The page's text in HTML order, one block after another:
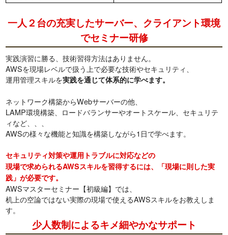
一人２台の充実したサーバー、クライアント環境
でセミナー研修
実践演習に勝る、技術習得方法はありません。
AWSを現場レベルで扱う上で必要な技術やセキュリティ、
運用管理スキルを実践を通じて体系的に学べます。
ネットワーク構築からWebサーバーの他、
LAMP環境構築、ロードバランサーやオートスケール、セキュリテ
ィなど、、、
AWSの様々な機能と知識を構築しながら1日で学べます。
セキュリティ対策や運用トラブルに対応などの
現場で求められるAWSスキルを習得するには、「現場に則した実
践」が必要です。
AWSマスターセミナー【初級編】では、
机上の空論ではない実際の現場で使えるAWSスキルをお教えしま
す。
少人数制によるキメ細やかなサポート